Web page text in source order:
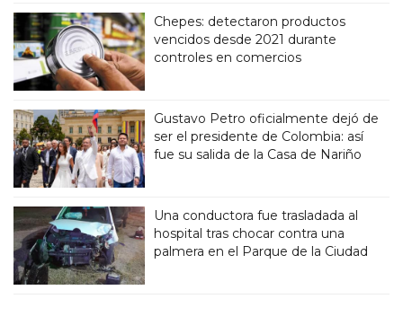
Chepes: detectaron productos
vencidos desde 2021 durante
controles en comercios
Gustavo Petro oficialmente dejó de
ser el presidente de Colombia: así
fue su salida de la Casa de Nariño
Una conductora fue trasladada al
hospital tras chocar contra una
palmera en el Parque de la Ciudad